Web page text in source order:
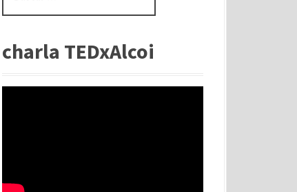
s
rcharla TEDxAlcoi